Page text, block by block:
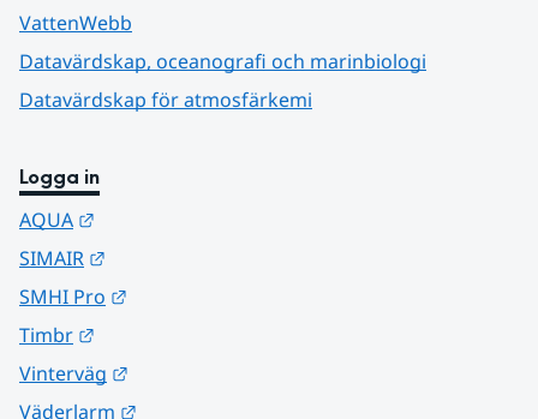
VattenWebb
Datavärdskap, oceanografi och marinbiologi
Datavärdskap för atmosfärkemi
Logga in
AQUA
SIMAIR
SMHI Pro
Timbr
Vinterväg
Väderlarm